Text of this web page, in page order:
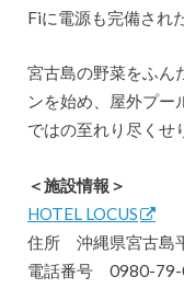
Fiに電源も完備され
宮古島の野菜をふん
ンを始め、屋外プー
ではの至れり尽くせ
＜施設情報＞
HOTEL LOCUS
住所 沖縄県宮古島
電話番号 0980-